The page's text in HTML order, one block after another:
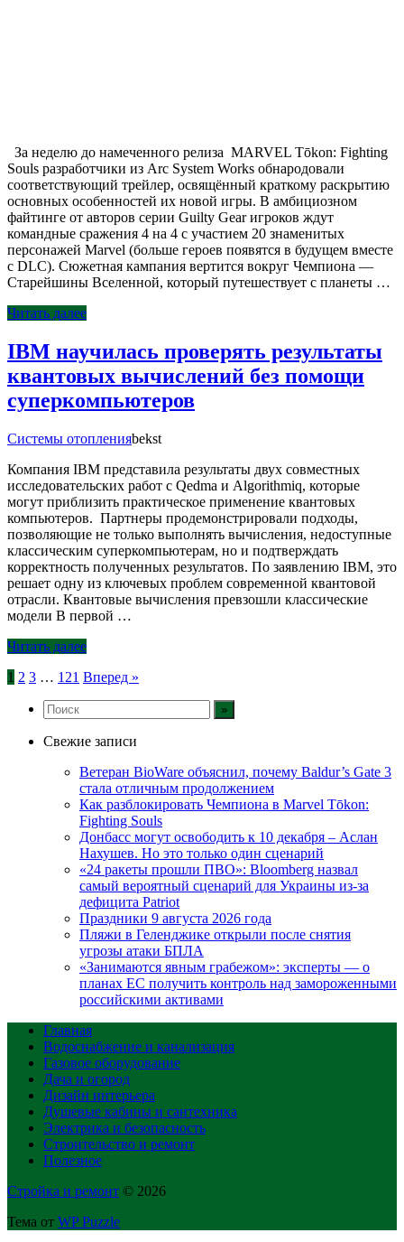
За неделю до намеченного релиза MARVEL Tōkon: Fighting
Souls разработчики из Arc System Works обнародовали
соответствующий трейлер, освящённый краткому раскрытию
основных особенностей их новой игры. В амбициозном
файтинге от авторов серии Guilty Gear игроков ждут
командные сражения 4 на 4 с участием 20 знаменитых
персонажей Marvel (больше героев появятся в будущем вместе
с DLC). Сюжетная кампания вертится вокруг Чемпиона —
Старейшины Вселенной, который путешествует с планеты …
Читать далее
IBM научилась проверять результаты
квантовых вычислений без помощи
суперкомпьютеров
Системы отопленияbekst
Компания IBM представила результаты двух совместных
исследовательских работ с Qedma и Algorithmiq, которые
могут приблизить практическое применение квантовых
компьютеров. Партнеры продемонстрировали подходы,
позволяющие не только выполнять вычисления, недоступные
классическим суперкомпьютерам, но и подтверждать
корректность полученных результатов. По заявлению IBM, это
решает одну из ключевых проблем современной квантовой
отрасли. Квантовые вычисления превзошли классические
модели В первой …
Читать далее
Пагинация
записей
1 2 3 … 121 Вперед »
Свежие записи
Ветеран BioWare объяснил, почему Baldur’s Gate 3
стала отличным продолжением
Как разблокировать Чемпиона в Marvel Tōkon:
Fighting Souls
Донбасс могут освободить к 10 декабря – Аслан
Нахушев. Но это только один сценарий
«24 ракеты прошли ПВО»: Bloomberg назвал
самый вероятный сценарий для Украины из-за
дефицита Patriot
Праздники 9 августа 2026 года
Пляжи в Геленджике открыли после снятия
угрозы атаки БПЛА
«Занимаются явным грабежом»: эксперты — о
планах ЕС получить контроль над замороженными
российскими активами
Главная
Водоснабжение и канализация
Газовое оборудование
Дача и огород
Дизайн интерьера
Душевые кабины и сантехника
Электрика и безопасность
Строительство и ремонт
Полезное
Стройка и ремонт © 2026
Тема от WP Puzzle